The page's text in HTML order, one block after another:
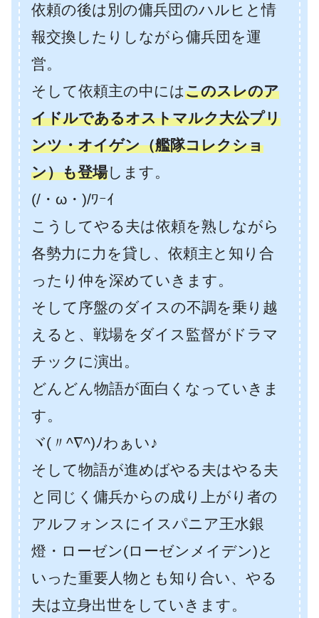
依頼の後は別の傭兵団のハルヒと情
報交換したりしながら傭兵団を運
営。
そして依頼主の中にはこのスレのア
イドルであるオストマルク大公プリ
ンツ・オイゲン（艦隊コレクショ
ン）も登場します。
(/・ω・)/ﾜｰｲ
こうしてやる夫は依頼を熟しながら
各勢力に力を貸し、依頼主と知り合
ったり仲を深めていきます。
そして序盤のダイスの不調を乗り越
えると、戦場をダイス監督がドラマ
チックに演出。
どんどん物語が面白くなっていきま
す。
ヾ(〃^∇^)ﾉわぁい♪
そして物語が進めばやる夫はやる夫
と同じく傭兵からの成り上がり者の
アルフォンスにイスパニア王水銀
燈・ローゼン(ローゼンメイデン)と
いった重要人物とも知り合い、やる
夫は立身出世をしていきます。